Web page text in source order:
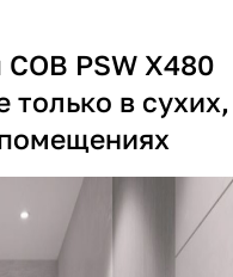
PSW X480
только в сухих,